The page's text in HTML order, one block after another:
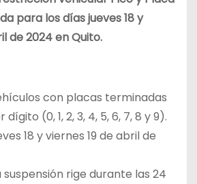
para los días jueves 18 y
de 2024 en Quito.
con placas terminadas
(0, 1, 2, 3, 4, 5, 6, 7, 8 y 9).
18 y viernes 19 de abril de
suspensión rige durante las 24